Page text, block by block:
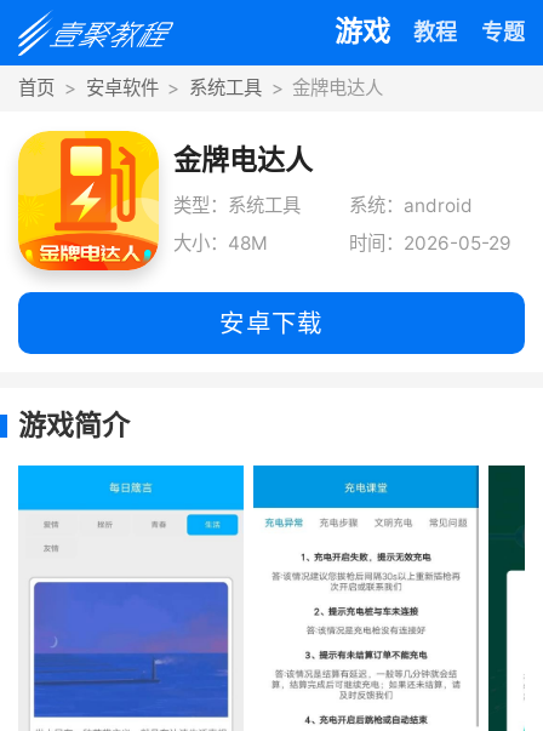
游戏 教程 专题
首页 安卓软件 系统工具 金牌电达人
金牌电达人
类型：系统工具
系统：android
大小：48M
时间：2026-05-29
安卓下载
游戏简介